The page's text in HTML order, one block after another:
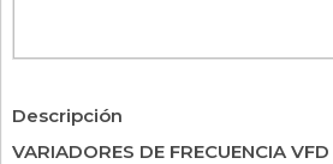
Descripción
VARIADORES DE FRECUENCIA